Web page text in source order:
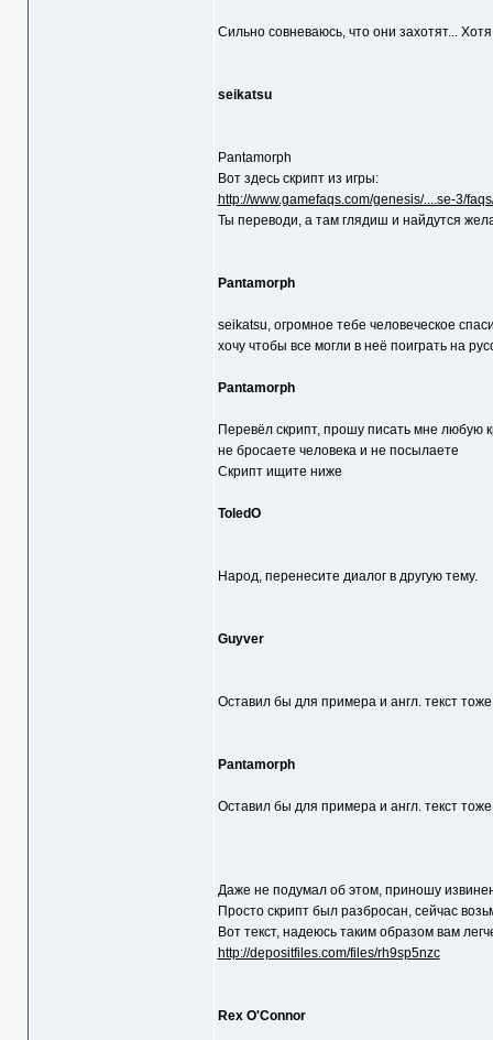
Сильно совневаюсь, что они захотят...
seikatsu
Pantamorph
Вот здесь скрипт из игры:
http://www.gamefaqs.com/genesis/....se-3/
Ты переводи, а там глядиш и найдутся
Pantamorph
seikatsu, огромное тебе человеческое
хочу чтобы все могли в неё поиграть на
Pantamorph
Перевёл скрипт, прошу писать мне любую
не бросаете человека и не посылаете
Скрипт ищите ниже
ToledO
Народ, перенесите диалог в другую тему.
Guyver
Оставил бы для примера и англ. текст
Pantamorph
Оставил бы для примера и англ. текст
Даже не подумал об этом, приношу
Просто скрипт был разбросан, сейчас
Вот текст, надеюсь таким образом вам
http://depositfiles.com/files/rh9sp5nzc
Rex O'Connor